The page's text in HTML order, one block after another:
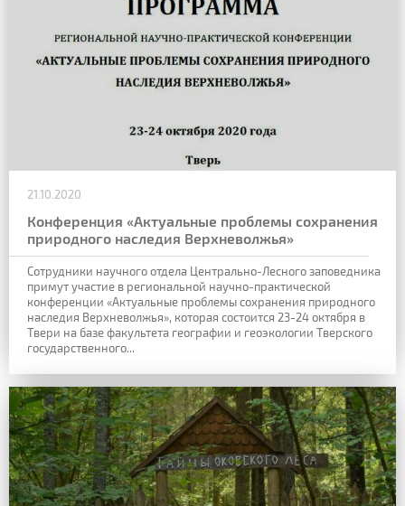
21.10.2020
Конференция «Актуальные проблемы сохранения
природного наследия Верхневолжья»
Сотрудники научного отдела Центрально-Лесного заповедника
примут участие в региональной научно-практической
конференции «Актуальные проблемы сохранения природного
наследия Верхневолжья», которая состоится 23-24 октября в
Твери на базе факультета географии и геоэкологии Тверского
государственного...